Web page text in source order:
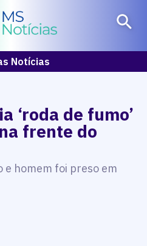
Notícias
‘roda de fumo’
frente do
e homem foi preso em